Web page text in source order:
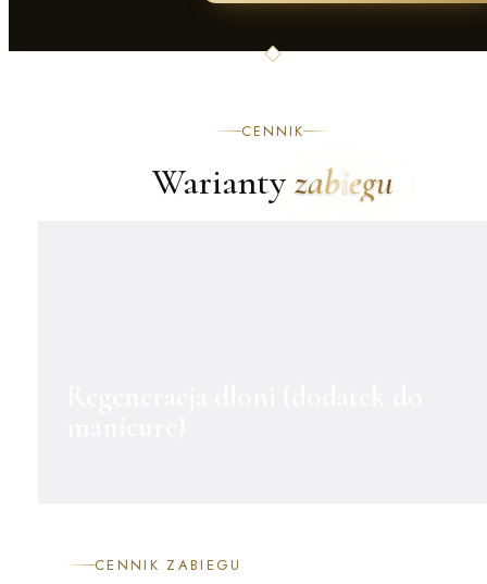
CENNIK
Wariantyzabiegu
CENNIK ZABIEGU